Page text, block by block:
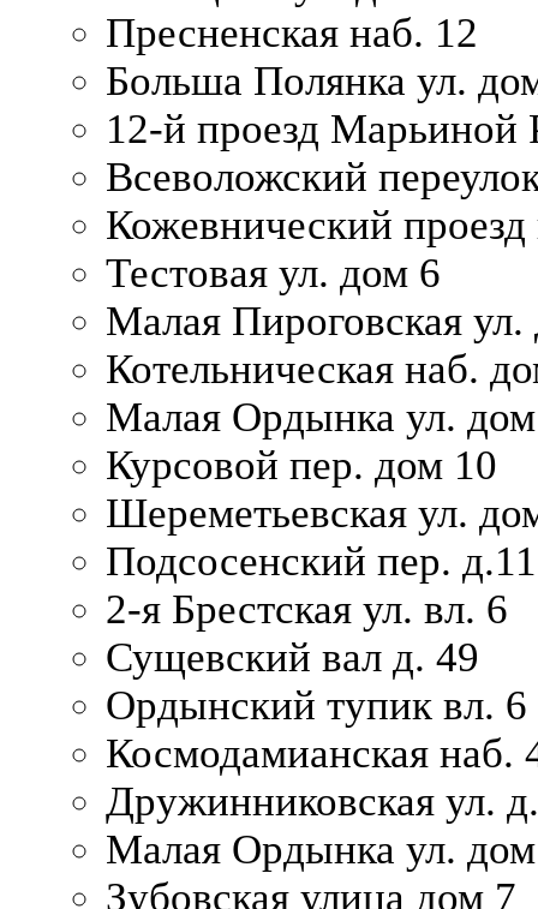
Пресненская наб. 12
Больша Полянка ул.
12-й проезд Марьиной
Всеволожский
Кожевнический проезд
Тестовая ул. дом 6
Малая Пироговская
Котельническая наб.
Малая Ордынка ул.
Курсовой пер. дом 10
Шереметьевская ул.
Подсосенский пер. д.11
2-я Брестская ул. вл. 6
Сущевский вал д. 49
Ордынский тупик вл. 6
Космодамианская наб.
Дружинниковская ул.
Малая Ордынка ул.
Зубовская улица дом 7